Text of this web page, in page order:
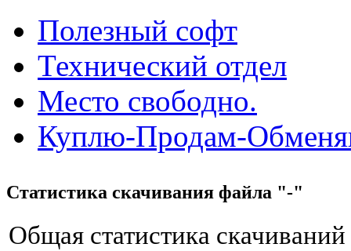
Полезный софт
Технический отдел
Место свободно.
Куплю-Продам-
Статистика скачивания файла "-"
Общая статистика